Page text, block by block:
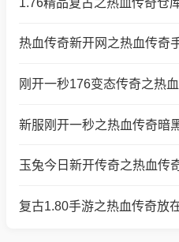
热血传奇新开网之热血传奇
刚开一秒176变态传奇之热
新服刚开一秒之热血传奇暗
玉兔今日新开传奇之热血传
复古1.80手游之热血传奇放